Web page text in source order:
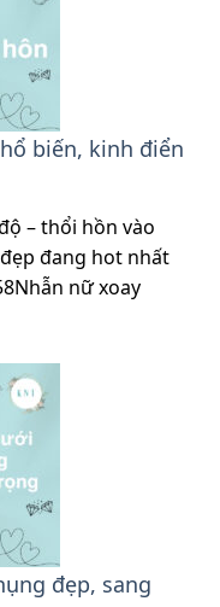
biến, kinh điển
– thổi hồn vào
đang hot nhất
nữ xoay
đẹp, sang